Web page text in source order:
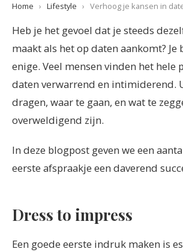
Home › Lifestyle › Verhoog je kansen in
Heb je het gevoel dat je steeds
maakt als het op daten aankomt? Je
enige. Veel mensen vinden het hele
daten verwarrend en intimiderend.
dragen, waar te gaan, en wat te
overweldigend zijn.
In deze blogpost geven we een
eerste afspraakje een daverend
Dress to impress
Een goede eerste indruk maken is